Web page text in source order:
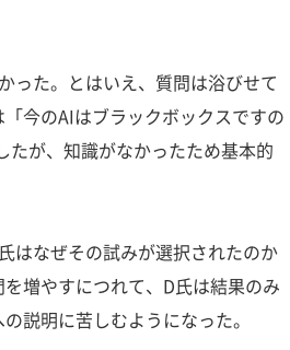
った。とはいえ、質問は浴びせて
今のAIはブラックボックスですの
が、知識がなかったため基本的
はなぜその試みが選択されたのか
増やすにつれて、D氏は結果のみ
説明に苦しむようになった。